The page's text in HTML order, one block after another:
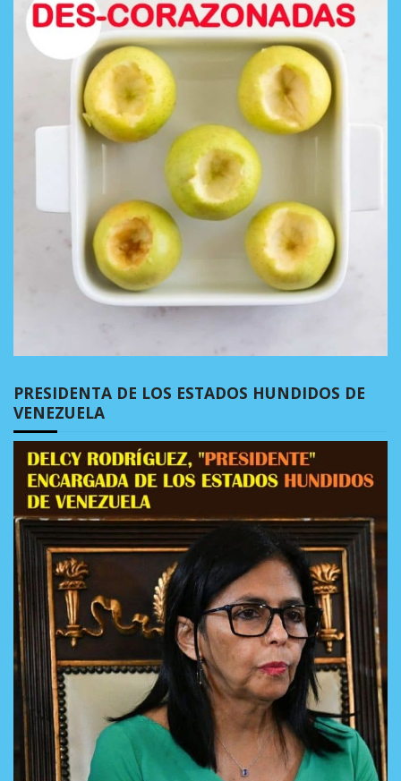
PRESIDENTA DE LOS ESTADOS HUNDIDOS DE
VENEZUELA